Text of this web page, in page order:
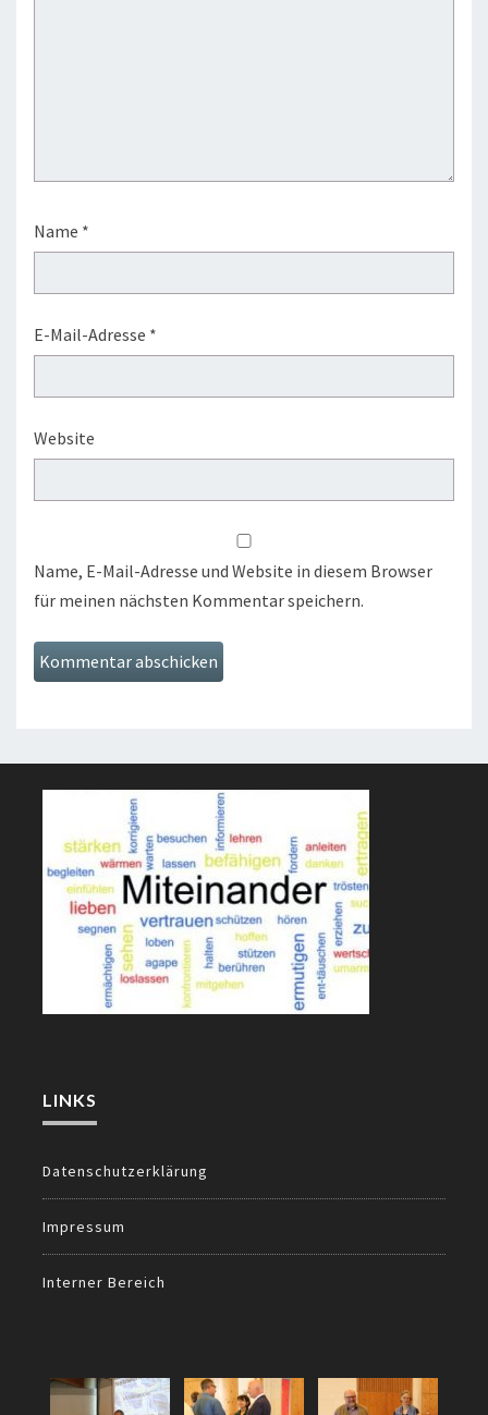
Name *
E-Mail-Adresse *
Website
Name, E-Mail-Adresse und Website in diesem Browser
für meinen nächsten Kommentar speichern.
LINKS
Datenschutzerklärung
Impressum
Interner Bereich